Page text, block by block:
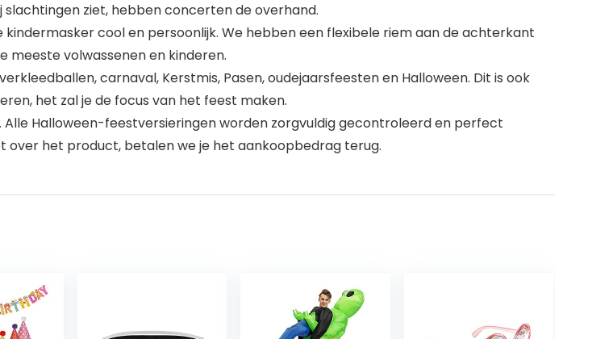
slachtingen ziet, hebben concerten de overhand.
cool en persoonlijk. We hebben een flexibele riem aan de achterkant
meeste volwassenen en kinderen.
carnaval, Kerstmis, Pasen, oudejaarsfeesten en Halloween. Dit is ook
het zal je de focus van het feest maken.
Halloween-feestversieringen worden zorgvuldig gecontroleerd en perfect
over het product, betalen we je het aankoopbedrag terug.